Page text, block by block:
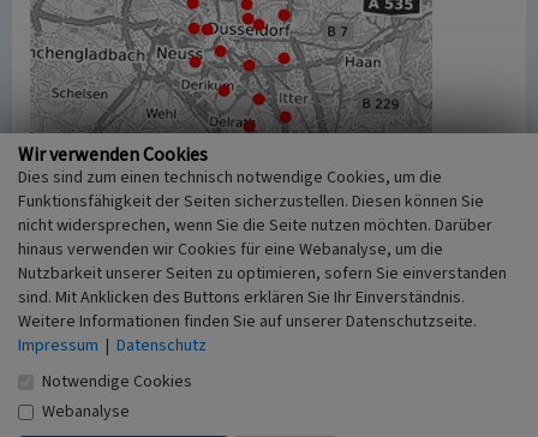
Zugehörige Objekte
Angerbachtal / Schwarzbachtal /
Homberger Hochfläche
(Kulturlandschaftsbereich
Regionalplan Düsseldorf 147)
Beginn 2012
Wir verwenden Cookies
Dies sind zum einen technisch notwendige Cookies, um die
Funktionsfähigkeit der Seiten sicherzustellen. Diesen können Sie
nicht widersprechen, wenn Sie die Seite nutzen möchten. Darüber
hinaus verwenden wir Cookies für eine Webanalyse, um die
Nutzbarkeit unserer Seiten zu optimieren, sofern Sie einverstanden
sind. Mit Anklicken des Buttons erklären Sie Ihr Einverständnis.
Weitere Informationen finden Sie auf unserer Datenschutzseite.
Impressum | Datenschutz
Notwendige Cookies
Webanalyse